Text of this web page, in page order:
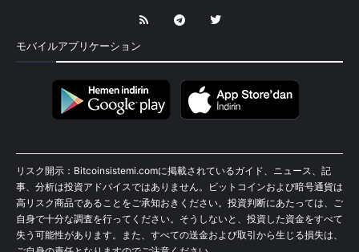
モバイルアプリケーション
リスク開示：Bitcoinsistemi.comに掲載されているガイド、ニュース、記
事、分析は投資アドバイスではありません。ビットコインおよび暗号通貨は
高リスク商品であることをご承知おきください。投資判断にあたっては、ご
自身で十分な調査を行ってください。そうしないと、投資した資金をすべて
失う可能性があります。また、すべての送金および取引から生じる損失は、